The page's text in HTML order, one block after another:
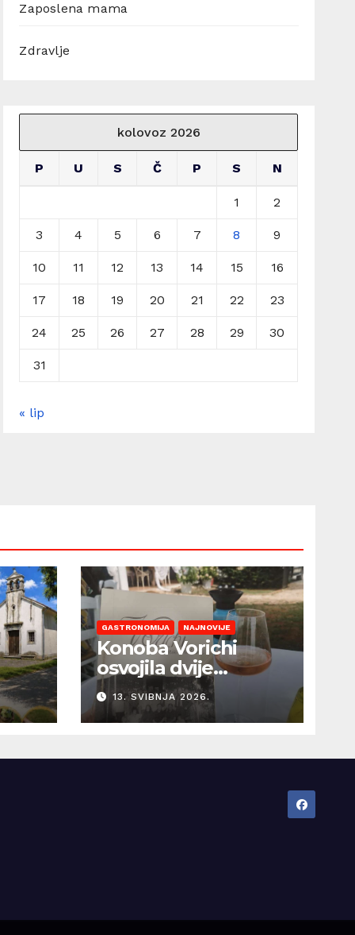
Zaposlena mama
Zdravlje
kolovoz 2026
P U S Č P S N
1 2
3 4 5 6 7 8 9
10 11 12 13 14 15 16
17 18 19 20 21 22 23
24 25 26 27 28 29 30
31
« lip
GASTRONOMIJA NAJNOVIJE
Konoba Vorichi
osvojila dvije
prestižne Gault &
Millau kapice
13. SVIBNJA 2026.